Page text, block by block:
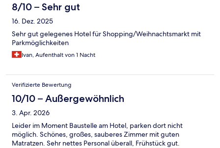
8/10 – Sehr gut
16. Dez. 2025
Sehr gut gelegenes Hotel für Shopping/Weihnachtsmarkt mit
Parkmöglichkeiten
Ivan, Aufenthalt von 1 Nacht
Verifizierte Bewertung
10/10 – Außergewöhnlich
3. Apr. 2026
Leider im Moment Baustelle am Hotel, parken dort nicht
möglich. Schönes, großes, sauberes Zimmer mit guten
Matratzen. Sehr nettes Personal überall, Frühstück gut.